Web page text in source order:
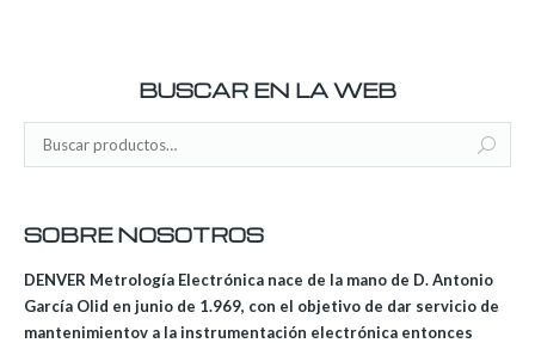
BUSCAR EN LA WEB
SOBRE NOSOTROS
DENVER Metrología Electrónica nace de la mano de D. Antonio
García Olid en junio de 1.969, con el objetivo de dar servicio de
mantenimientov a la instrumentación electrónica entonces